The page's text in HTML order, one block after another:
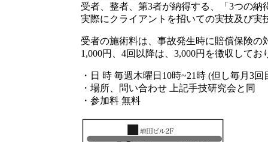
受者、整者、第3者が納得する、「3つの納
実際にクライアントを招いての実技及び実
受者の施術料は、事故発生時に賠償保険の
1,000円、4回以降は、3,000円を徴収してお
・日 時 毎週木曜日10時~21時 (但し毎月3
・場所、問い合わせ 上記手技研究会と同
・参加料 無料